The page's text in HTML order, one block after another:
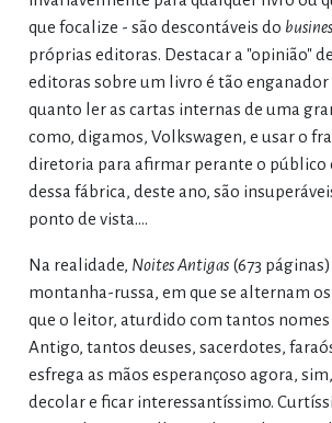
que focalize - são descontáveis do
próprias editoras. Destacar a "opinião"
editoras sobre um livro é tão
quanto ler as cartas internas de uma
como, digamos, Volkswagen, e usar o
diretoria para afirmar perante o público
dessa fábrica, deste ano, são
ponto de vista.…
Na realidade, Noites Antigas(673
montanha-russa, em que se alternam
que o leitor, aturdido com tantos nomes
Antigo, tantos deuses, sacerdotes,
esfrega as mãos esperançoso agora,
decolar e ficar interessantíssimo.